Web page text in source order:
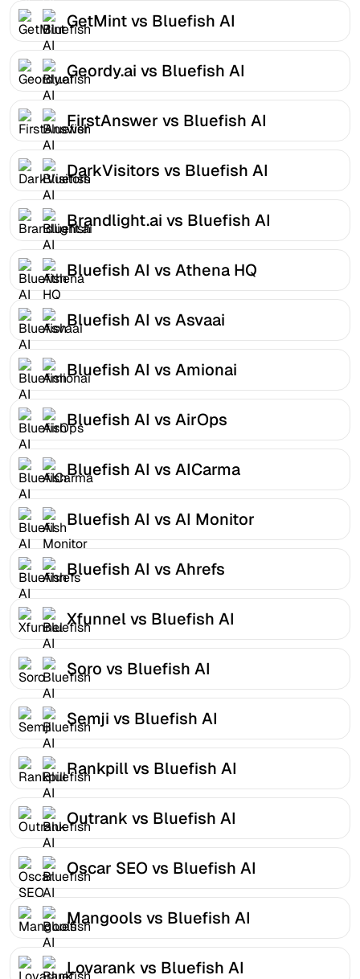
GetMint vs Bluefish AI
Geordy.ai vs Bluefish AI
FirstAnswer vs Bluefish AI
DarkVisitors vs Bluefish AI
Brandlight.ai vs Bluefish AI
Bluefish AI vs Athena HQ
Bluefish AI vs Asvaai
Bluefish AI vs Amionai
Bluefish AI vs AirOps
Bluefish AI vs AICarma
Bluefish AI vs AI Monitor
Bluefish AI vs Ahrefs
Xfunnel vs Bluefish AI
Soro vs Bluefish AI
Semji vs Bluefish AI
Rankpill vs Bluefish AI
Outrank vs Bluefish AI
Oscar SEO vs Bluefish AI
Mangools vs Bluefish AI
Lovarank vs Bluefish AI